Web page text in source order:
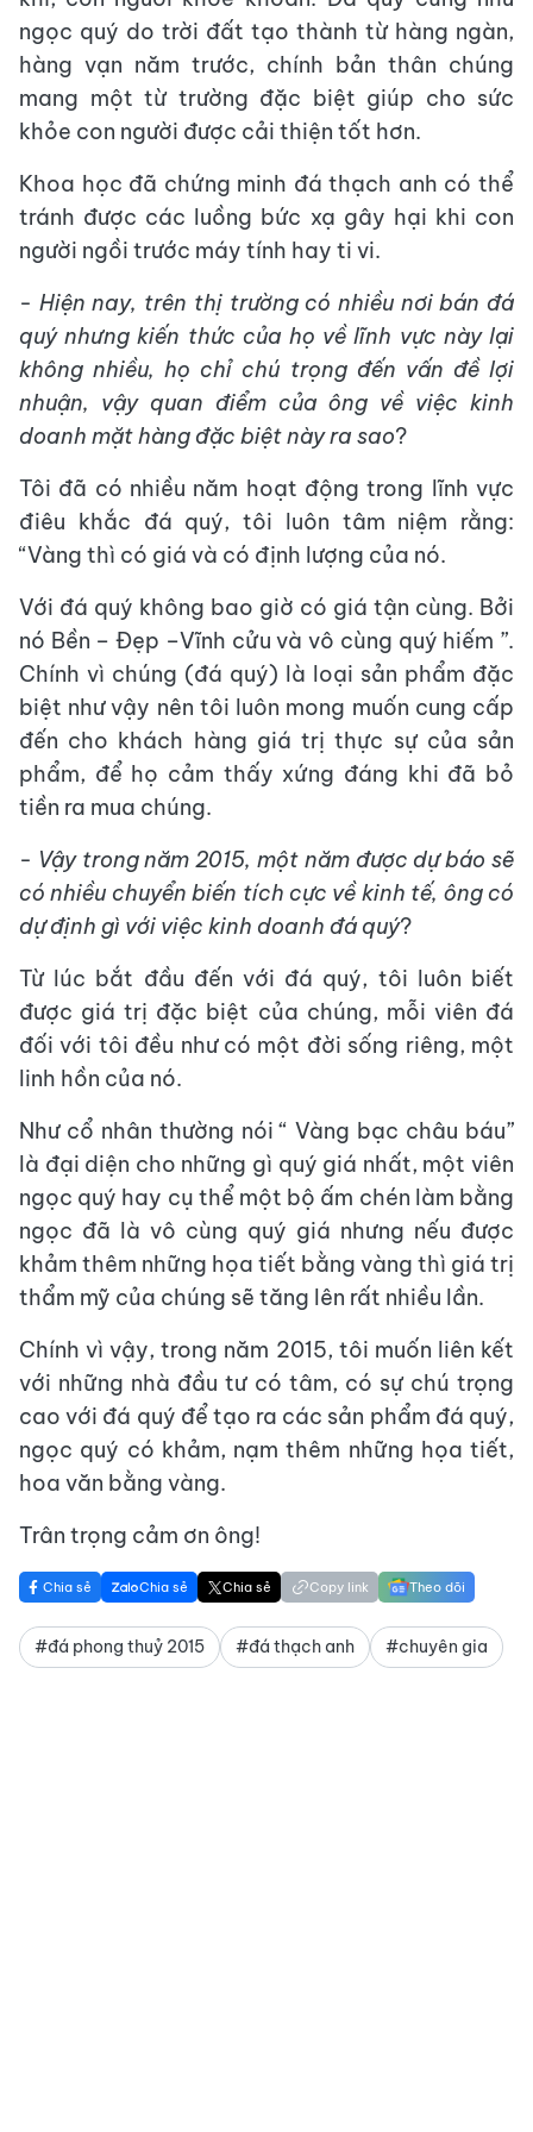
ngọc quý do trời đất tạo thành từ hàng ngàn,
hàng vạn năm trước, chính bản thân chúng
mang một từ trường đặc biệt giúp cho sức
khỏe con người được cải thiện tốt hơn.
Khoa học đã chứng minh đá thạch anh có thể
tránh được các luồng bức xạ gây hại khi con
người ngồi trước máy tính hay ti vi.
- Hiện nay, trên thị trường có nhiều nơi bán đá
quý nhưng kiến thức của họ về lĩnh vực này lại
không nhiều, họ chỉ chú trọng đến vấn đề lợi
nhuận, vậy quan điểm của ông về việc kinh
doanh mặt hàng đặc biệt này ra sao?
Tôi đã có nhiều năm hoạt động trong lĩnh vực
điêu khắc đá quý, tôi luôn tâm niệm rằng:
“Vàng thì có giá và có định lượng của nó.
Với đá quý không bao giờ có giá tận cùng. Bởi
nó Bền – Đẹp –Vĩnh cửu và vô cùng quý hiếm ”.
Chính vì chúng (đá quý) là loại sản phẩm đặc
biệt như vậy nên tôi luôn mong muốn cung cấp
đến cho khách hàng giá trị thực sự của sản
phẩm, để họ cảm thấy xứng đáng khi đã bỏ
tiền ra mua chúng.
- Vậy trong năm 2015, một năm được dự báo sẽ
có nhiều chuyển biến tích cực về kinh tế, ông có
dự định gì với việc kinh doanh đá quý?
Từ lúc bắt đầu đến với đá quý, tôi luôn biết
được giá trị đặc biệt của chúng, mỗi viên đá
đối với tôi đều như có một đời sống riêng, một
linh hồn của nó.
Như cổ nhân thường nói “ Vàng bạc châu báu”
là đại diện cho những gì quý giá nhất, một viên
ngọc quý hay cụ thể một bộ ấm chén làm bằng
ngọc đã là vô cùng quý giá nhưng nếu được
khảm thêm những họa tiết bằng vàng thì giá trị
thẩm mỹ của chúng sẽ tăng lên rất nhiều lần.
Chính vì vậy, trong năm 2015, tôi muốn liên kết
với những nhà đầu tư có tâm, có sự chú trọng
cao với đá quý để tạo ra các sản phẩm đá quý,
ngọc quý có khảm, nạm thêm những họa tiết,
hoa văn bằng vàng.
Trân trọng cảm ơn ông!
Chia sẻ Chia sẻ Chia sẻ Copy link Theo dõi
#đá phong thuỷ 2015 #đá thạch anh #chuyên gia